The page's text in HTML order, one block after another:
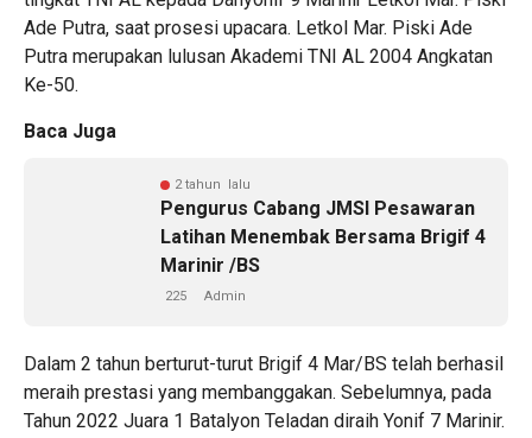
Ade Putra, saat prosesi upacara. Letkol Mar. Piski Ade
Putra merupakan lulusan Akademi TNI AL 2004 Angkatan
Ke-50.
Baca Juga
2 tahun lalu
Pengurus Cabang JMSI Pesawaran
Latihan Menembak Bersama Brigif 4
Marinir /BS
225 Admin
Dalam 2 tahun berturut-turut Brigif 4 Mar/BS telah berhasil
meraih prestasi yang membanggakan. Sebelumnya, pada
Tahun 2022 Juara 1 Batalyon Teladan diraih Yonif 7 Marinir.